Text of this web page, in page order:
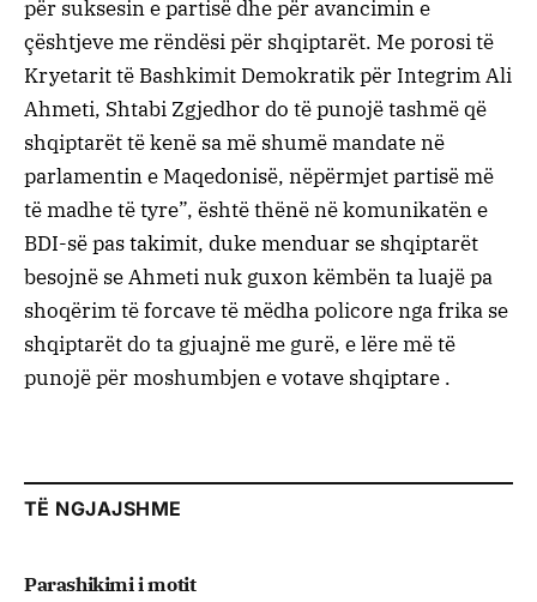
për suksesin e partisë dhe për avancimin e
çështjeve me rëndësi për shqiptarët. Me porosi të
Kryetarit të Bashkimit Demokratik për Integrim Ali
Ahmeti, Shtabi Zgjedhor do të punojë tashmë që
shqiptarët të kenë sa më shumë mandate në
parlamentin e Maqedonisë, nëpërmjet partisë më
të madhe të tyre”, është thënë në komunikatën e
BDI-së pas takimit, duke menduar se shqiptarët
besojnë se Ahmeti nuk guxon këmbën ta luajë pa
shoqërim të forcave të mëdha policore nga frika se
shqiptarët do ta gjuajnë me gurë, e lëre më të
punojë për moshumbjen e votave shqiptare .
TË NGJAJSHME
Parashikimi i motit